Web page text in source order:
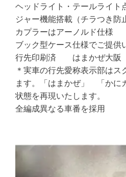
ヘッドライト・テールライト
ジャー機能搭載（チラつき防
カプラーはアーノルド仕様
ブック型ケース仕様でご提供
行先印刷済 はまかぜ大阪
＊実車の行先愛称表示部は
ます。「はまかぜ」 「か
状態を再現いたします。
全編成異なる車番を採用